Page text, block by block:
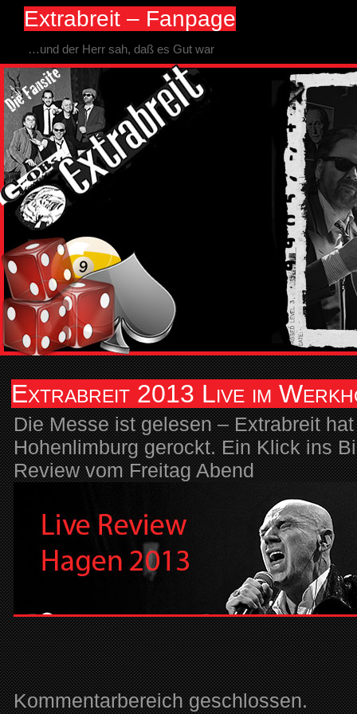
Extrabreit – Fanpage
…und der Herr sah, daß es Gut war
Extrabreit 2013 Live im
Die Messe ist gelesen – Extrabreit
Hohenlimburg gerockt. Ein Klick ins
Review vom Freitag Abend
Kommentarbereich geschlossen.